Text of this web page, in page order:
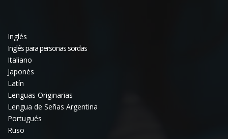
Inglés
Inglés para personas sordas
Italiano
Japonés
Latín
Lenguas Originarias
Lengua de Señas Argentina
Portugués
Ruso